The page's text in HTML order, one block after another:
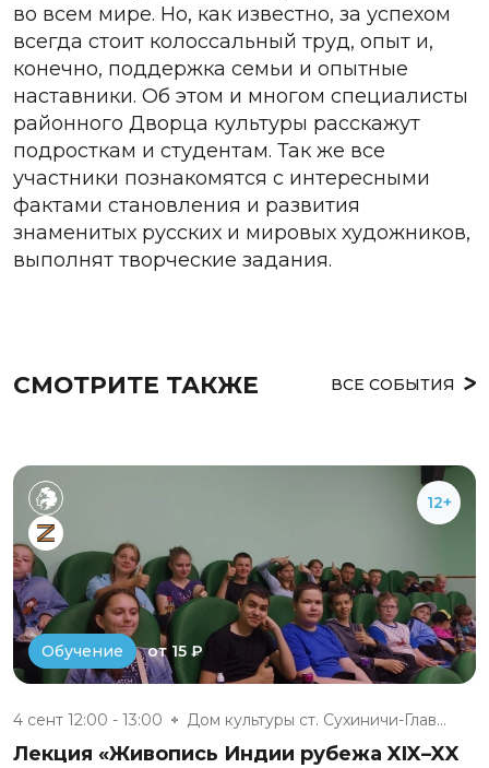
во всем мире. Но, как известно, за успехом
всегда стоит колоссальный труд, опыт и,
конечно, поддержка семьи и опытные
наставники. Об этом и многом специалисты
районного Дворца культуры расскажут
подросткам и студентам. Так же все
участники познакомятся с интересными
фактами становления и развития
знаменитых русских и мировых художников,
выполнят творческие задания.
СМОТРИТЕ ТАКЖЕ ВСЕ СОБЫТИЯ
12+
Обучение от 15 ₽
4 сент 12:00 - 13:00 Дом культуры ст. Сухиничи-Глав...
Лекция «Живопись Индии рубежа XIX–XX